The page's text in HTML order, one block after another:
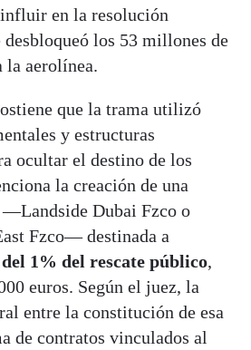
en la resolución
los 53 millones de
la aerolínea.
que la trama utilizó
y estructuras
ocultar el destino de los
la creación de una
—Landside Dubai Fzco o
Fzco— destinada a
1% del rescate público,
euros. Según el juez, la
entre la constitución de esa
de contratos vinculados al